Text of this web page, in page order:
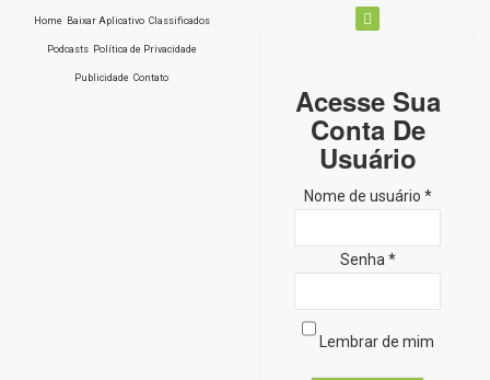
Home Baixar Aplicativo Classificados
Podcasts Política de Privacidade
Publicidade Contato
Acesse Sua
Conta De
Usuário
Nome de usuário *
Senha *
Lembrar de mim